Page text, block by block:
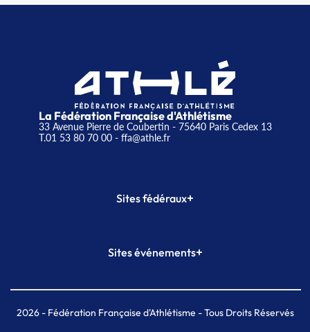
La Fédération Française d'Athlétisme
33 Avenue Pierre de Coubertin - 75640 Paris Cedex 13
T.01 53 80 70 00- ffa@athle.fr
Sites fédéraux+
Plateforme Formation
Sites événements+
Meeting de Paris indoor
MAIF Ekiden de Paris
2026- Fédération Française d'Athlétisme - Tous Droits Réservés